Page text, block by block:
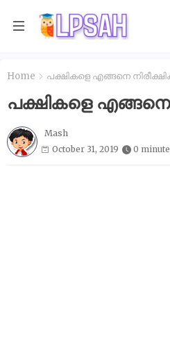
Home പക്ഷികളെ എങ്ങനെ
പക്ഷികളെ എങ്ങനെ
Mash
October 31, 2019
0